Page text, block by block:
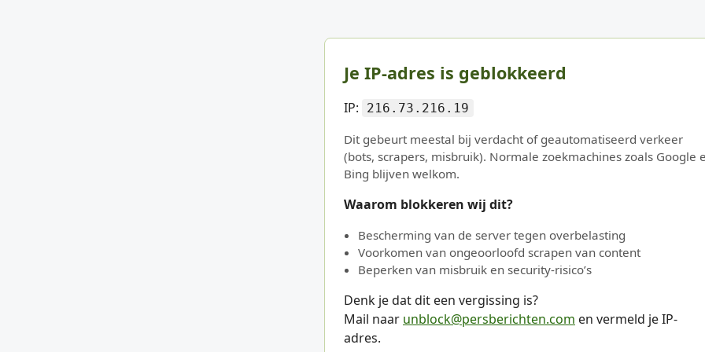
Je IP-adres is geblokkeerd
IP: 216.73.216.19
Dit gebeurt meestal bij verdacht of geautomatiseerd verkeer
(bots, scrapers, misbruik). Normale zoekmachines zoals Google
Bing blijven welkom.
Waarom blokkeren wij dit?
Bescherming van de server tegen overbelasting
Voorkomen van ongeoorloofd scrapen van content
Beperken van misbruik en security-risico’s
Denk je dat dit een vergissing is?
Mail naar unblock@persberichten.com en vermeld je IP-
adres.